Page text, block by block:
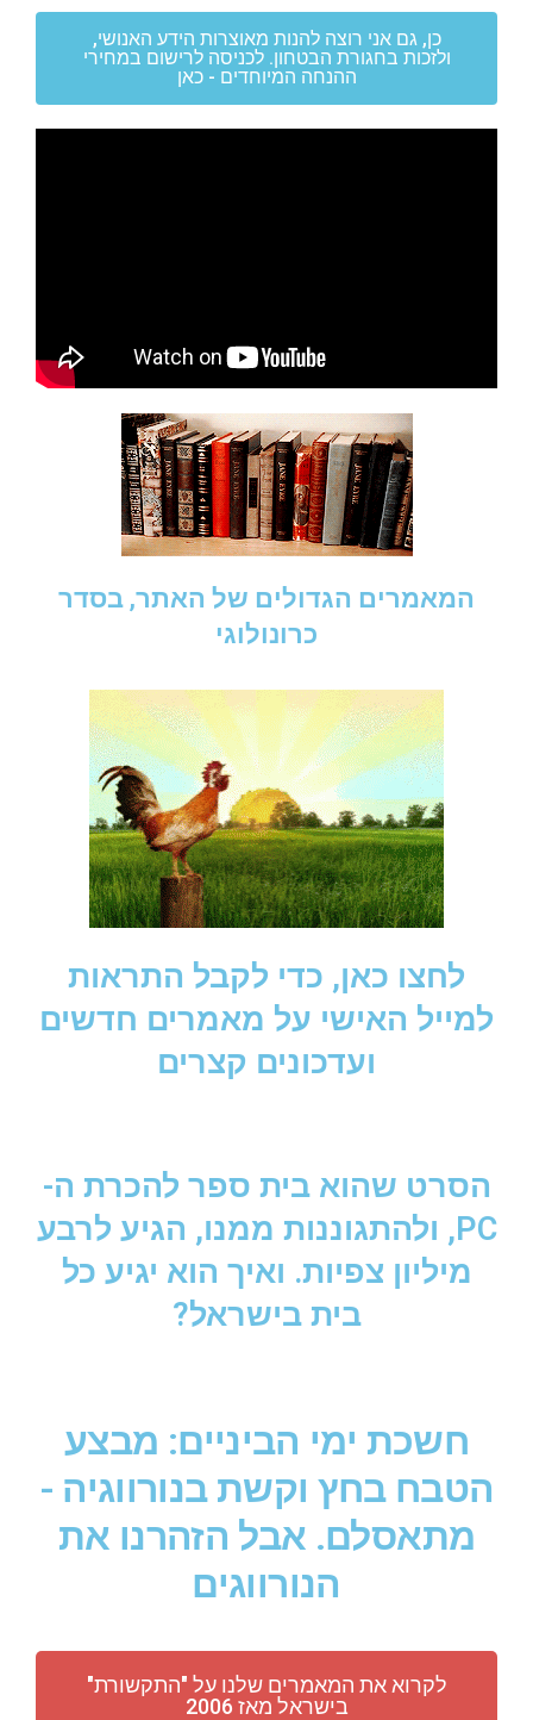
כן, גם אני רוצה להנות מאוצרות הידע האנושי,
ולזכות בחגורת הבטחון. לכניסה לרישום במחירי
ההנחה המיוחדים - כאן
המאמרים הגדולים של האתר, בסדר
כרונולוגי
לחצו כאן, כדי לקבל התראות
למייל האישי על מאמרים חדשים
ועדכונים קצרים
הסרט שהוא בית ספר להכרת ה-
PC, ולהתגוננות ממנו, הגיע לרבע
מיליון צפיות. ואיך הוא יגיע כל
בית בישראל?
חשכת ימי הביניים: מבצע
הטבח בחץ וקשת בנורווגיה -
מתאסלם. אבל הזהרנו את
הנורווגים
לקרוא את המאמרים שלנו על "התקשורת"
בישראל מאז 2006